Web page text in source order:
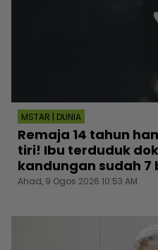
MSTAR | DUNIA
Remaja 14 tahun
tiri! Ibu terduduk
kandungan sudah 7
Ahad, 9 Ogos 2026 10:53 AM